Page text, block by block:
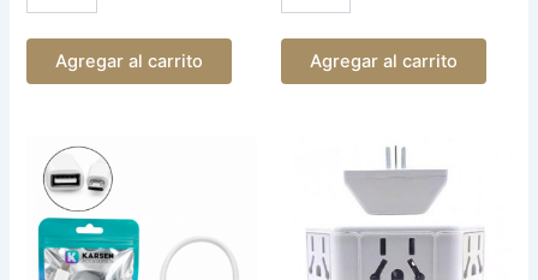
Agregar al carrito Agregar al carrito
ADAPTADOR
OTG
TIPO
V8
USB
ADAPTADOR
TRIPLETA
cantidad